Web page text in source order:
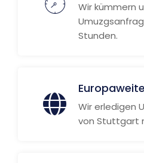
Wir kümmern
Stunden.
Wir erledigen
von Stuttgart